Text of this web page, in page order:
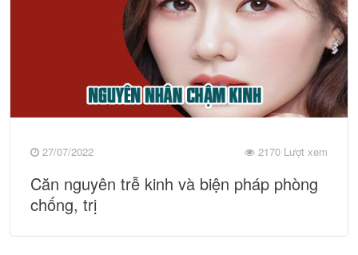
27/07/2022 2170 Lượt xem
Căn nguyên trễ kinh và biện pháp phòng
chống, trị